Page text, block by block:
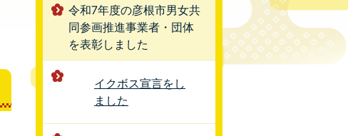
令和7年度の彦根市男女共
同参画推進事業者・団体
を表彰しました
イクボス宣言をし
ました